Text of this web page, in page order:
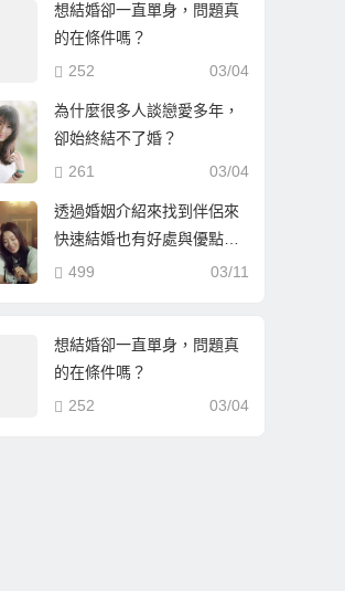
想結婚卻一直單身，問題真
的在條件嗎？
03/04
252
為什麼很多人談戀愛多年，
卻始終結不了婚？
03/04
261
透過婚姻介紹來找到伴侶來
快速結婚也有好處與優點…
03/11
499
想結婚卻一直單身，問題真
的在條件嗎？
03/04
252